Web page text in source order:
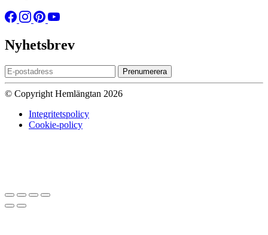
Nyhetsbrev
Prenumerera
© Copyright Hemlängtan 2026
Integritetspolicy
Cookie-policy